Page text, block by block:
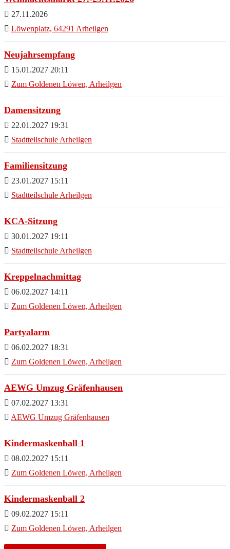
27.11.2026
Löwenplatz, 64291 Arheilgen
Neujahrsempfang
15.01.2027 20:11
Zum Goldenen Löwen, Arheilgen
Damensitzung
22.01.2027 19:31
Stadtteilschule Arheilgen
Familiensitzung
23.01.2027 15:11
Stadtteilschule Arheilgen
KCA-Sitzung
30.01.2027 19:11
Stadtteilschule Arheilgen
Kreppelnachmittag
06.02.2027 14:11
Zum Goldenen Löwen, Arheilgen
Partyalarm
06.02.2027 18:31
Zum Goldenen Löwen, Arheilgen
AEWG Umzug Gräfenhausen
07.02.2027 13:31
AEWG Umzug Gräfenhausen
Kindermaskenball 1
08.02.2027 15:11
Zum Goldenen Löwen, Arheilgen
Kindermaskenball 2
09.02.2027 15:11
Zum Goldenen Löwen, Arheilgen